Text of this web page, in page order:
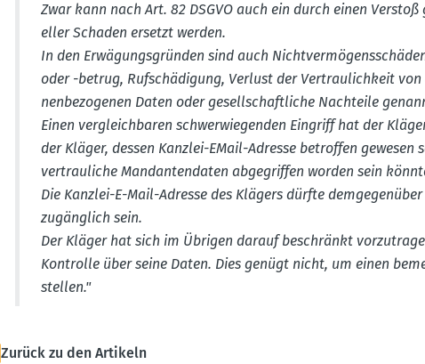
Zwar kann nach Art. 82 DSGVO auch ein durch einen
eller Schaden ersetzt werden.
In den Erwägungs­gründen sind auch
oder -betrug, Rufschä­digung, Verlust der Vertrau­lichkeit
nen­be­zo­genen Daten oder gesell­schaft­liche Nachteile
Einen vergleich­baren schwer­wiegenden Eingriff hat der
der Kläger, des­sen Kanzlei-EMail-Adresse betroffen
vertrau­liche Mandan­ten­daten abgegriffen worden sein
Die Kanzlei-E-Mail-Adresse des Klägers dürfte
zugänglich sein.
Der Kläger hat sich im Übrigen darauf beschränkt
Kontrolle über seine Daten. Dies genügt nicht, um einen
stellen."
Zurück zu den Artikeln